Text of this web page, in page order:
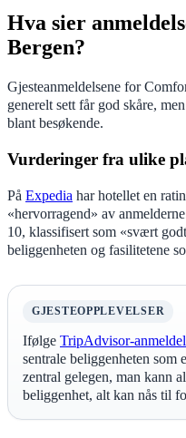
Hva sier
Bergen?
Gjesteanmeldelsene for
generelt sett får god skåre,
blant besøkende.
Vurderinger fra ulike
På Expedia har hotellet en
«hervorragend» av
10, klassifisert som «svært
beliggenheten og fasilitetene
GJESTEOPPLEVELSER
Ifølge TripAdvisor-
sentrale beliggenheten
zentral gelegen, man kann
beliggenhet, alt kan nås til